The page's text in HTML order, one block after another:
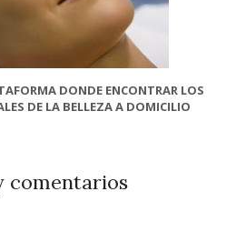
DONDE ENCONTRAR LOS
DE LA BELLEZA A DOMICILIO
comentarios